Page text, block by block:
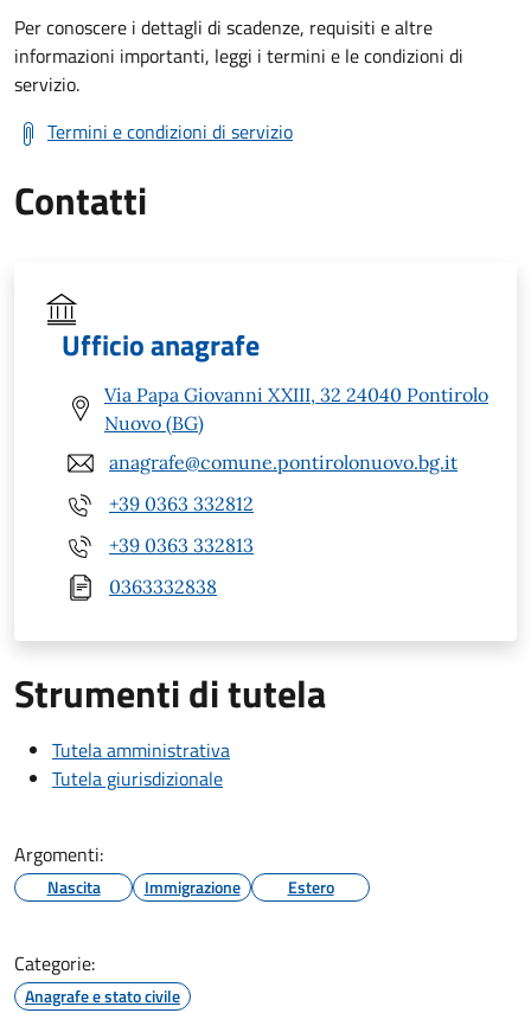
Per conoscere i dettagli di scadenze, requisiti e altre
informazioni importanti, leggi i termini e le condizioni di
servizio.
Termini e condizioni di servizio
Contatti
Ufficio anagrafe
Via Papa Giovanni XXIII, 32 24040 Pontirolo
Nuovo (BG)
anagrafe@comune.pontirolonuovo.bg.it
+39 0363 332812
+39 0363 332813
0363332838
Strumenti di tutela
Tutela amministrativa
Tutela giurisdizionale
Argomenti:
Nascita Immigrazione Estero
Categorie:
Anagrafe e stato civile